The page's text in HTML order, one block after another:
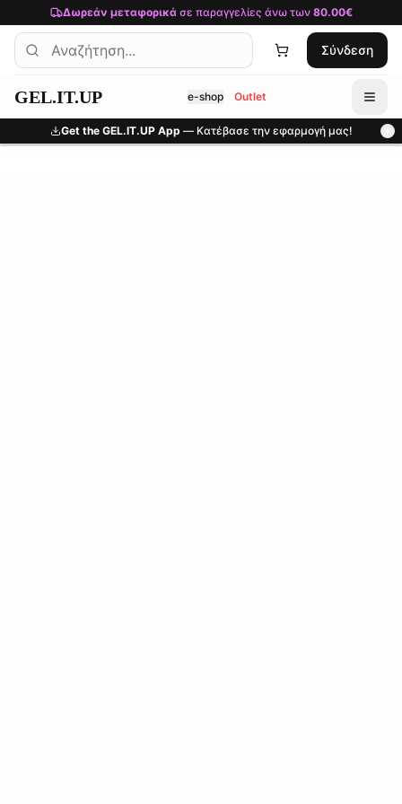
Μετάβαση στο κύριο περιεχόμενο
Δωρεάν μεταφορικάσε παραγγελίες άνω των 80.00€
Σύνδεση
GEL.IT.UP e-shop Outlet
Get the GEL.IT.UP App — Κατέβασε την εφαρμογή μας!